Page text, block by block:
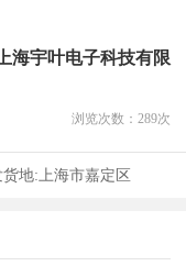
海宇叶电子科技有限
浏览次数： 289次
货地:上海市嘉定区